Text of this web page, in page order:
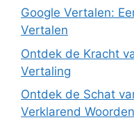
Google Vertalen:
Vertalen
Ontdek de Kracht
Vertaling
Ontdek de Schat
Verklarend